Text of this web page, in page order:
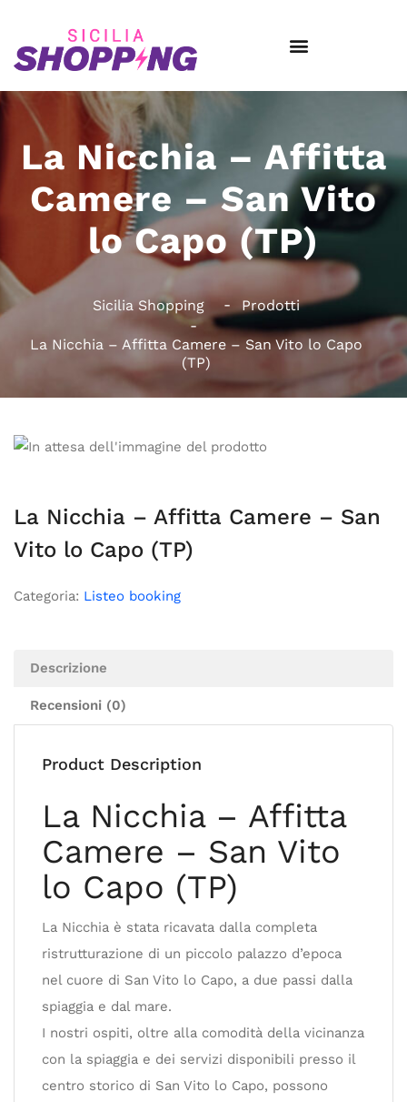
La Nicchia – Affitta
Camere – San Vito
lo Capo (TP)
Sicilia Shopping Prodotti
La Nicchia – Affitta Camere – San Vito lo Capo
(TP)
La Nicchia – Affitta Camere – San
Vito lo Capo (TP)
Categoria: Listeo booking
Descrizione
Recensioni (0)
Product Description
La Nicchia – Affitta
Camere – San Vito
lo Capo (TP)
La Nicchia è stata ricavata dalla completa
ristrutturazione di un piccolo palazzo d’epoca
nel cuore di San Vito lo Capo, a due passi dalla
spiaggia e dal mare.
I nostri ospiti, oltre alla comodità della vicinanza
con la spiaggia e dei servizi disponibili presso il
centro storico di San Vito lo Capo, possono